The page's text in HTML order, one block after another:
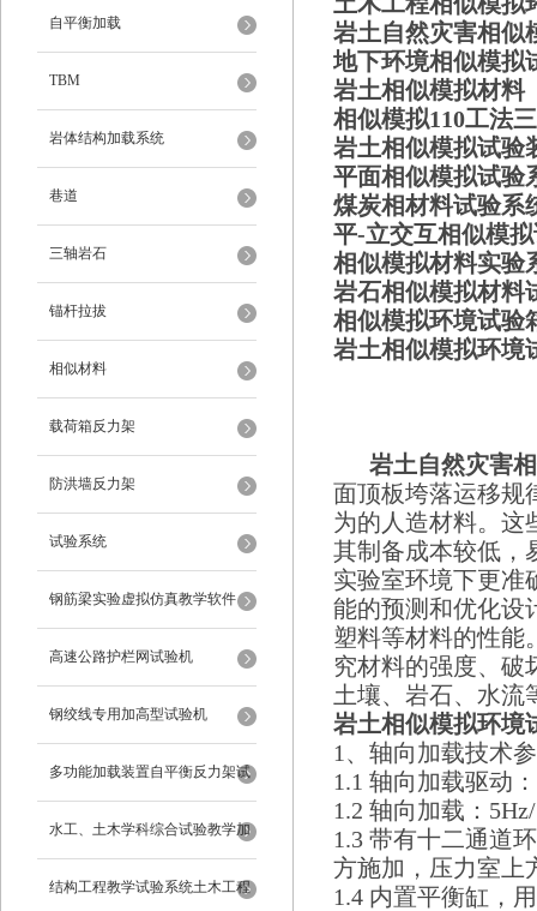
自平衡加载
TBM
岩体结构加载系统
巷道
三轴岩石
锚杆拉拔
相似材料
载荷箱反力架
防洪墙反力架
试验系统
钢筋梁实验虚拟仿真教学软件
高速公路护栏网试验机
钢绞线专用加高型试验机
多功能加载装置自平衡反力架试
验系统
水工、土木学科综合试验教学加
载系统
结构工程教学试验系统土木工程
岩土自然灾害相似
地下环境相似模拟
岩土相似模拟材料
相似模拟110工法
岩土相似模拟试验
平面相似模拟试验
煤炭相材料试验系
平-立交互相似模
相似模拟材料实验
岩石相似模拟材料
相似模拟环境试验
岩土相似模拟环境
岩土自然灾害
面顶板垮落运移规
为的人造材料。这
其制备成本较低，
实验室环境下更准
能的预测和优化设
塑料等材料的性能
究材料的强度、破
土壤、岩石、水流
岩土相似模拟环境
1、轴向加载技术
1.1 轴向加载驱动
1.2 轴向加载：
1.3 带有十二通道
方施加，压力室上
1.4 内置平衡缸，